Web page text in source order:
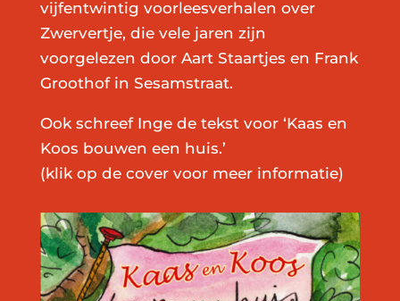
vijfentwintig voorleesverhalen over
Zwervertje, die vele jaren zijn
voorgelezen door Aart Staartjes en Frank
Groothof in Sesamstraat.
Ook schreef Inge de tekst voor ‘Kaas en
Koos bouwen een huis.’
(klik op de cover voor meer informatie)